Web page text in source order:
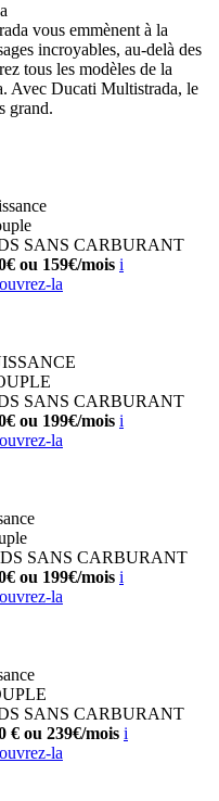
vous emmènent à la
incroyables, au-delà des
tous les modèles de la
Avec Ducati Multistrada, le
grand.
SANS CARBURANT
ou 159€/mois i
la
SANS CARBURANT
ou 199€/mois i
la
SANS CARBURANT
ou 199€/mois i
la
SANS CARBURANT
€ ou 239€/mois i
la